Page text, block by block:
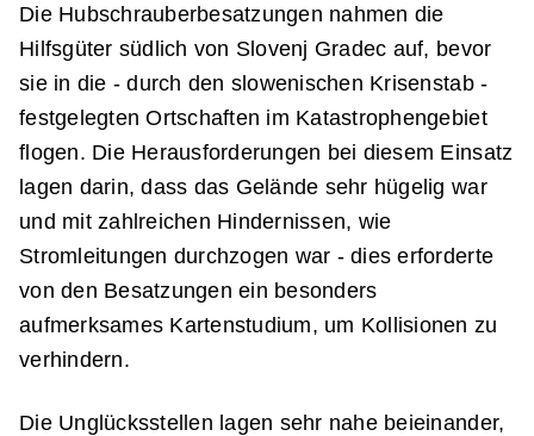
Die Hubschrauberbesatzungen nahmen die
Hilfsgüter südlich von Slovenj Gradec auf, bevor
sie in die - durch den slowenischen Krisenstab -
festgelegten Ortschaften im Katastrophengebiet
flogen. Die Herausforderungen bei diesem Einsatz
lagen darin, dass das Gelände sehr hügelig war
und mit zahlreichen Hindernissen, wie
Stromleitungen durchzogen war - dies erforderte
von den Besatzungen ein besonders
aufmerksames Kartenstudium, um Kollisionen zu
verhindern.
Die Unglücksstellen lagen sehr nahe beieinander,